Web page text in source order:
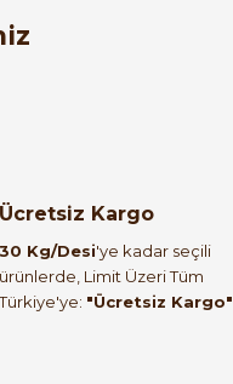
Ücretsiz Kargo
30 Kg/Desi'ye kadar seçili
ürünlerde, Limit Üzeri Tüm
Türkiye'ye: "Ücretsiz Kargo"